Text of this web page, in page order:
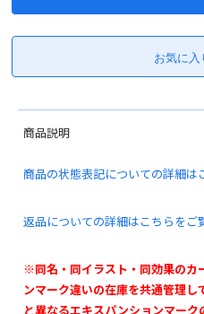
商品説明
商品の状態表記についての詳細は
返品についての詳細はこちらをご
※同名・同イラスト・同効果のカ
ンマーク違いの在庫を共通管理し
と異なるエキスパンションマー